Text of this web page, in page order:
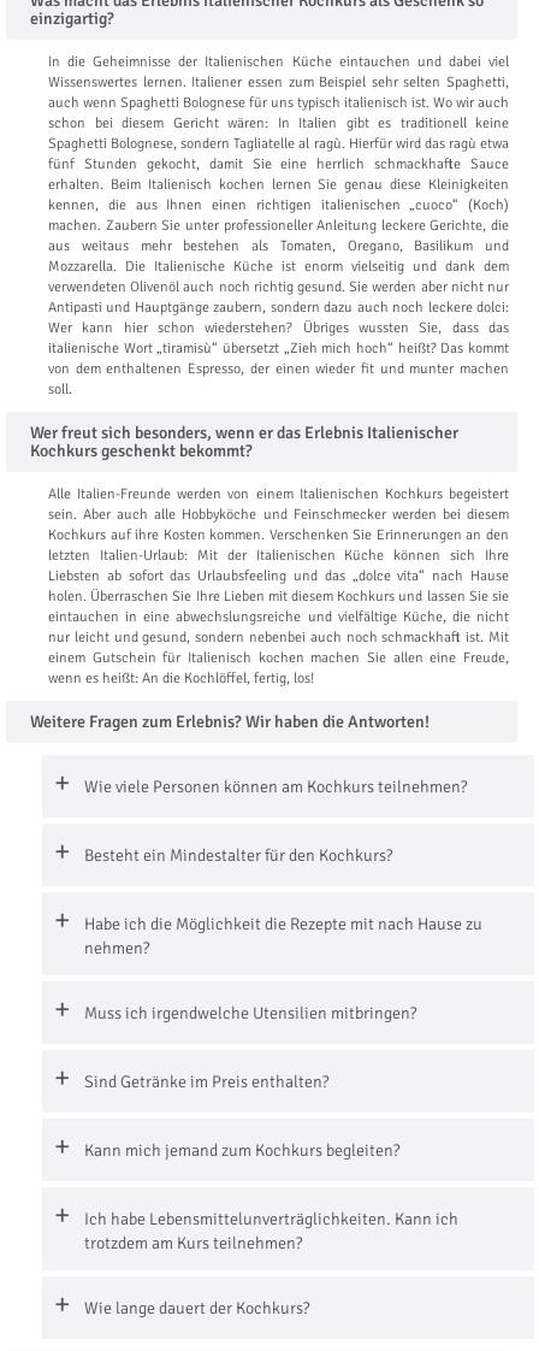
einzigartig?
In die Geheimnisse der Italienischen Küche eintauchen und dabei viel
Wissenswertes lernen. Italiener essen zum Beispiel sehr selten Spaghetti,
auch wenn Spaghetti Bolognese für uns typisch italienisch ist. Wo wir auch
schon bei diesem Gericht wären: In Italien gibt es traditionell keine
Spaghetti Bolognese, sondern Tagliatelle al ragù. Hierfür wird das ragù etwa
fünf Stunden gekocht, damit Sie eine herrlich schmackhafte Sauce
erhalten. Beim Italienisch kochen lernen Sie genau diese Kleinigkeiten
kennen, die aus Ihnen einen richtigen italienischen „cuoco“ (Koch)
machen. Zaubern Sie unter professioneller Anleitung leckere Gerichte, die
aus weitaus mehr bestehen als Tomaten, Oregano, Basilikum und
Mozzarella. Die Italienische Küche ist enorm vielseitig und dank dem
verwendeten Olivenöl auch noch richtig gesund. Sie werden aber nicht nur
Antipasti und Hauptgänge zaubern, sondern dazu auch noch leckere dolci:
Wer kann hier schon wiederstehen? Übriges wussten Sie, dass das
italienische Wort „tiramisù“ übersetzt „Zieh mich hoch“ heißt? Das kommt
von dem enthaltenen Espresso, der einen wieder fit und munter machen
soll.
Wer freut sich besonders, wenn er das Erlebnis Italienischer
Kochkurs geschenkt bekommt?
Alle Italien-Freunde werden von einem Italienischen Kochkurs begeistert
sein. Aber auch alle Hobbyköche und Feinschmecker werden bei diesem
Kochkurs auf ihre Kosten kommen. Verschenken Sie Erinnerungen an den
letzten Italien-Urlaub: Mit der Italienischen Küche können sich Ihre
Liebsten ab sofort das Urlaubsfeeling und das „dolce vita“ nach Hause
holen. Überraschen Sie Ihre Lieben mit diesem Kochkurs und lassen Sie sie
eintauchen in eine abwechslungsreiche und vielfältige Küche, die nicht
nur leicht und gesund, sondern nebenbei auch noch schmackhaft ist. Mit
einem Gutschein für Italienisch kochen machen Sie allen eine Freude,
wenn es heißt: An die Kochlöffel, fertig, los!
Weitere Fragen zum Erlebnis? Wir haben die Antworten!
Wie viele Personen können am Kochkurs teilnehmen?
Besteht ein Mindestalter für den Kochkurs?
Habe ich die Möglichkeit die Rezepte mit nach Hause zu
nehmen?
Muss ich irgendwelche Utensilien mitbringen?
Sind Getränke im Preis enthalten?
Kann mich jemand zum Kochkurs begleiten?
Ich habe Lebensmittelunverträglichkeiten. Kann ich
trotzdem am Kurs teilnehmen?
Wie lange dauert der Kochkurs?